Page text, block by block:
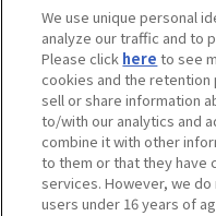
採用情報
サステナビリティ
お問い合わせ
ウェブサイトご利用条件 ソーシ
We use unique personal
analyze our traffic and to
Please click here to see
cookies and the retention
sell or share information
to/with our analytics and
combine it with other
to them or that they have
services. However, we
users under 16 years of